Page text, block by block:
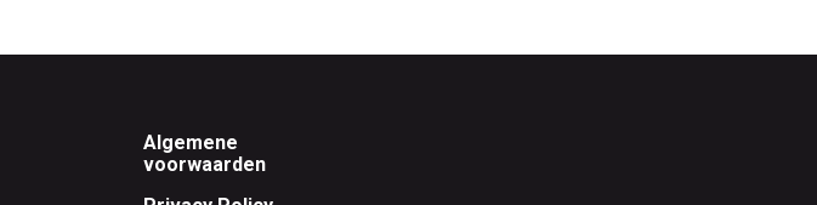
Footer
Algemene
voorwaarden